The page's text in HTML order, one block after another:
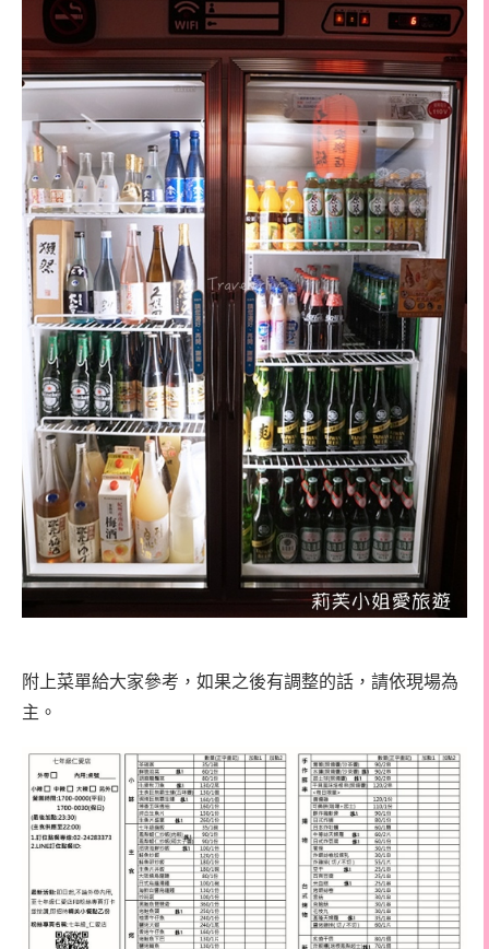
附上菜單給大家參考，如果之後有調整的話，請依現場為
主。